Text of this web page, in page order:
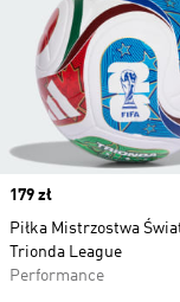
Price
179 zł
Piłka Mistrzostwa
Trionda League
Performance